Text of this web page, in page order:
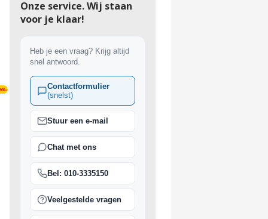
vanaf €150
Onze service. Wij staan
voor je klaar!
Heb je een vraag? Krijg altijd
snel antwoord.
Contactformulier
(snelst)
Stuur een e-mail
Chat met ons
Bel: 010-3335150
Veelgestelde vragen